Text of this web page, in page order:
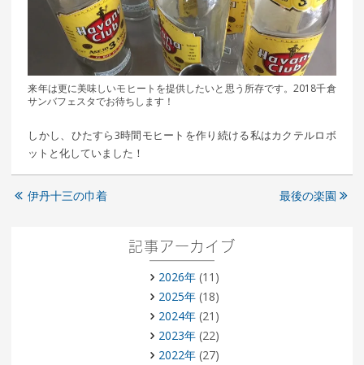
来年は更に美味しいモヒートを提供したいと思う所存です。2018千倉
サンバフェスタでお待ちします！
しかし、ひたすら3時間モヒートを作り続ける私はカクテルロボ
ットと化していました！
伊丹十三の巾着 最後の楽園
記事アーカイブ
2026年(11)
2025年(18)
2024年(21)
2023年(22)
2022年(27)